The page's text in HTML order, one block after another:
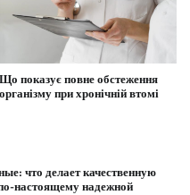
Що показує повне обстеження
організму при хронічній втомі
что делает качественную
настоящему надежной